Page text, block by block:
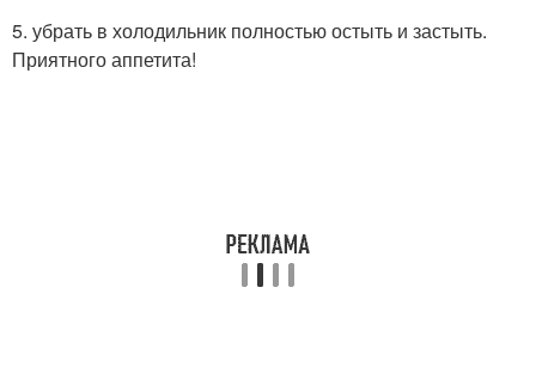
5. убрать в холодильник полностью остыть и застыть.
Приятного аппетита!